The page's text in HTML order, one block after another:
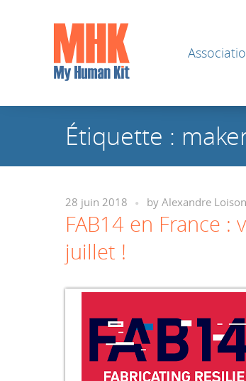
Étiquette :
28 juin 2018 by Alexandre Loison
FAB14 en France
juillet !